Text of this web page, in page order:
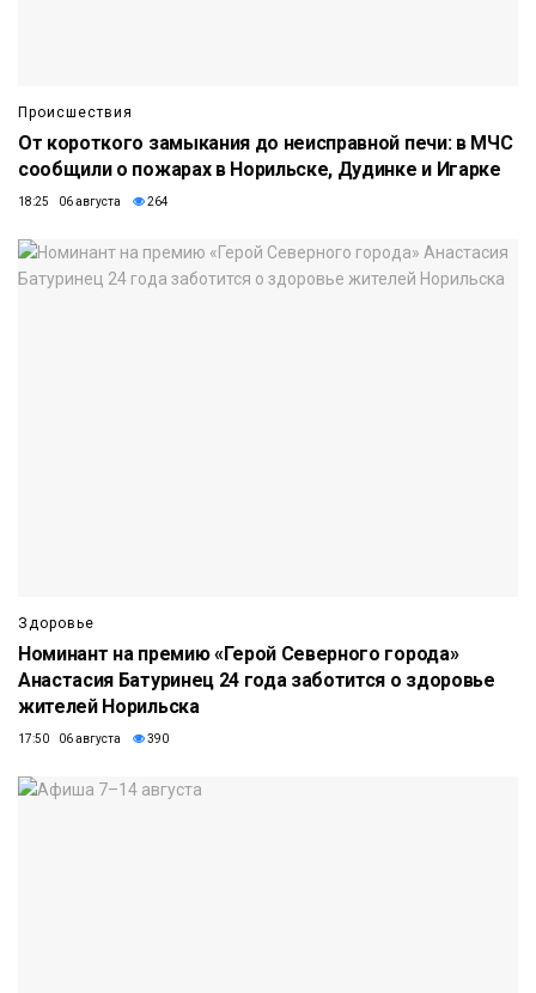
Происшествия
От короткого замыкания до неисправной печи: в МЧС
сообщили о пожарах в Норильске, Дудинке и Игарке
18:25 06 августа 264
Здоровье
Номинант на премию «Герой Северного города»
Анастасия Батуринец 24 года заботится о здоровье
жителей Норильска
17:50 06 августа 390